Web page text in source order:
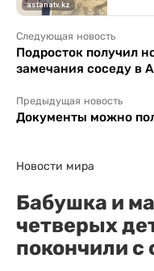
Следующая новость
Подросток получил
замечания соседу в
Предыдущая новость
Документы можно
Новости мира
Бабушка и
четверых
покончили с